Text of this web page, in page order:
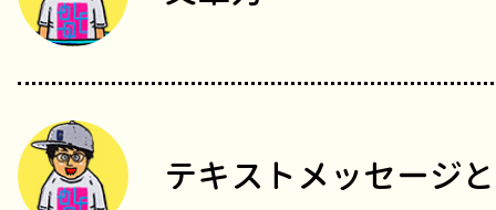
テキストメッセージ